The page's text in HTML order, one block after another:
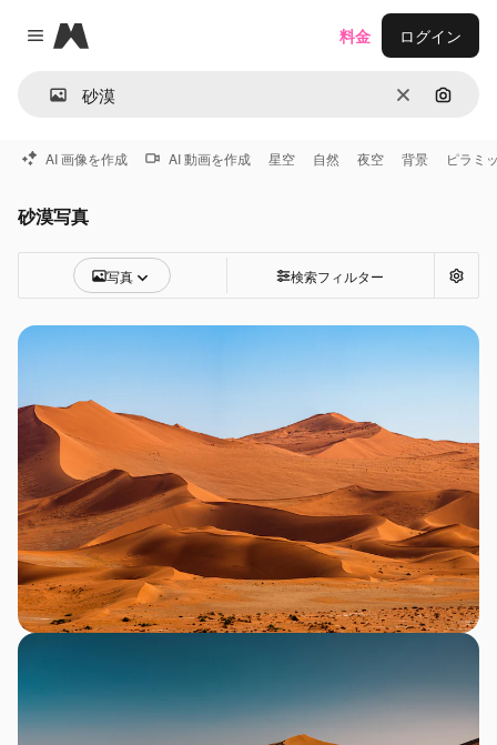
Close menu
Magnific
消去 画像で
料金 ログイン
AI 画像を作成 AI 動画を作成 星空 自然 夜空 背景 ピラミ
砂漠写真
写真 検索フィルター